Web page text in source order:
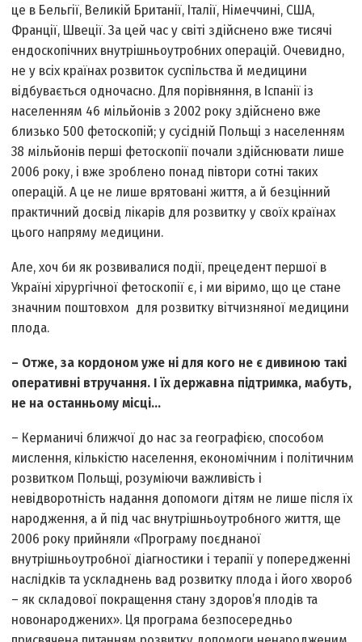
це в Бельгії, Великій Британії, Італії, Німеччині, США,
Франції, Швеції. За цей час у світі здійснено вже тисячі
ендоскопічних внутрішньоутробних операцій. Очевидно,
не у всіх країнах розвиток суспільства й медицини
відбувається одночасно. Для порівняння, в Іспанії із
населенням 46 мільйонів з 2002 року здійснено вже
близько 500 фетоскопій; у сусідній Польщі з населенням
38 мільйонів перші фетоскопії почали здійснювати лише
2006 року, і вже зроблено понад півтори сотні таких
операцій. А це не лише врятовані життя, а й безцінний
практичний досвід лікарів для розвитку у своїх країнах
цього напряму медицини.
Але, хоч би як розвивалися події, прецедент першої в
Україні хірургічної фетоскопії є, і ми віримо, що це стане
значним поштовхом для розвитку вітчизняної медицини
плода.
– Отже, за кордоном уже ні для кого не є дивиною такі
оперативні втручання. І їх державна підтримка, мабуть,
не на останньому місці…
– Керманичі ближчої до нас за географією, способом
мислення, кількістю населення, економічним і політичним
розвитком Польщі, розуміючи важливість і
невідворотність надання допомоги дітям не лише після їх
народження, а й під час внутрішньоутробного життя, ще
2006 року прийняли «Програму поєднаної
внутрішньоутробної діагностики і терапії у попередженні
наслідків та ускладнень вад розвитку плода і його хвороб
– як складової покращення стану здоров’я плодів та
новонароджених». Ця програма безпосередньо